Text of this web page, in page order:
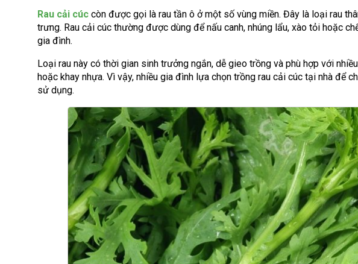
Rau cải cúc còn được gọi là rau tần ô ở một số vùng miền. Đây là loại rau
trưng. Rau cải cúc thường được dùng để nấu canh, nhúng lẩu, xào tỏi hoặc
gia đình.
Loại rau này có thời gian sinh trưởng ngắn, dễ gieo trồng và phù hợp với
hoặc khay nhựa. Vì vậy, nhiều gia đình lựa chọn trồng rau cải cúc tại nhà để
sử dụng.